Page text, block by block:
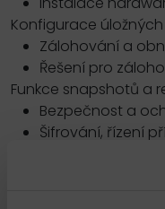
Konfigurace
Zálohování a
Řešení pro
Funkce snapshotů a
Bezpečnost a
Šifrování, řízení